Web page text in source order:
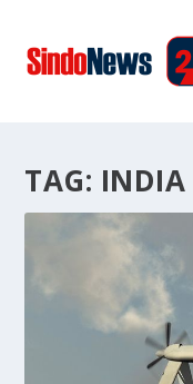
TAG: INDIA